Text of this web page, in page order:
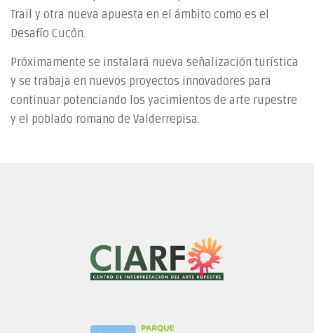
Trail y otra nueva apuesta en el ámbito como es el
Desafío Cucón.
Próximamente se instalará nueva señalización turística
y se trabaja en nuevos proyectos innovadores para
continuar potenciando los yacimientos de arte rupestre
y el poblado romano de Valderrepisa.